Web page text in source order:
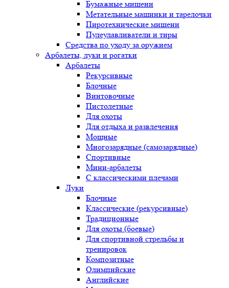
Бумажные мишени
Метательные машинки и тарелочки
Пиротехнические мишени
Пулеулавливатели и тиры
Средства по уходу за оружием
Арбалеты, луки и рогатки
Арбалеты
Рекурсивные
Блочные
Винтовочные
Пистолетные
Для охоты
Для отдыха и развлечения
Мощные
Многозарядные (самозарядные)
Спортивные
Мини-арбалеты
С классическими плечами
Луки
Блочные
Классические (рекурсивные)
Традиционные
Для охоты (боевые)
Для спортивной стрельбы и
тренировок
Композитные
Олимпийские
Английские